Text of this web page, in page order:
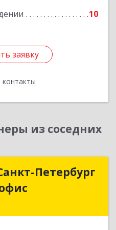
10
заявку
контакты
заявку
из соседних
Петербург
Петербург
офис